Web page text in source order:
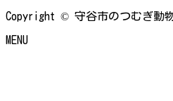
Copyright © 守谷市のつむぎ動
MENU